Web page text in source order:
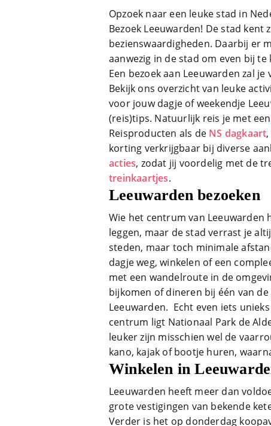
Opzoek naar een leuke stad in
Bezoek Leeuwarden! De stad
bezienswaardigheden. Daarbij er
aanwezig in de stad om even bij
Een bezoek aan Leeuwarden zal
Bekijk ons overzicht van leuke
voor jouw dagje of weekendje
(reis)tips. Natuurlijk reis je met een
Reisproducten als de NS dagkaart,
korting verkrijgbaar bij diverse
acties, zodat jij voordelig met de
treinkaartjes.
Leeuwarden bezoeken
Wie het centrum van
leggen, maar de stad verrast je
steden, maar toch minimale
dagje weg, winkelen of een
met een wandelroute in de
bijkomen of dineren bij één van
Leeuwarden. Echt even iets
centrum ligt Nationaal Park de
leuker zijn misschien wel de
kano, kajak of bootje huren,
Winkelen in
Leeuwarden heeft meer dan
grote vestigingen van bekende
Verder is het op donderdag